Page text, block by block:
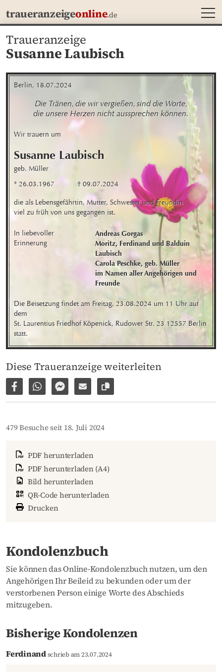
traueranzeigeonline.de
Traueranzeige
Susanne Laubisch
Berlin, 18.07.2024
Die Tränen, die wir vergießen, sind die Worte,
die unsere Herzen nicht aussprechen können.
Wir trauern um
Susanne Laubisch
geb. Müller
* 26.03.1967
† 09.07.2024
die als Lebensgefährtin, Mutter, Schwester und Freundin
viel zu früh von uns gegangen ist.
In liebevoller
Erinnerung
Andreas Gorgas
Moritz, Ferdinand und Balduin
Laubisch
Carola Peschke, geb. Müller
im Namen aller Angehörigen und
Freunde
Die Beisetzung findet am Freitag, 23.08.2024 um 11 Uhr auf
dem
St. Laurentius Friedhof Köpenick, Rudower Str. 23 12557 Berlin
statt.
Diese Traueranzeige weiterleiten
Auf Facebook teilen
Per WhatsApp weiterleiten
Per Facebook Messenger weiterleiten
Per E-Mail versenden
Link zur Seite kopieren
479 Besuche seit 18. Juli 2024
PDF herunterladen
PDF herunterladen (A4)
Bild herunterladen
QR-Code herunterladen
Drucken
Kondolenzbuch
Sie können das Online-Kondolenzbuch nutzen, um den
Angehörigen Ihr Beileid zu bekunden oder um der
verstorbenen Person einige Worte des Abschieds
mitzugeben.
Bisherige Kondolenzen
Ferdinandschrieb am 23.07.2024